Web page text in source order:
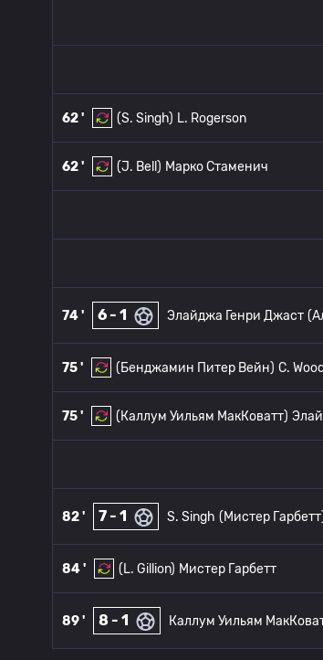
62 ' (S. Singh) L. Rogerson
62 ' (J. Bell) Марко Стаменич
74 ' 6 - 1 Элайджа Генри Джаст
75 ' (Бенджамин Питер Вейн) C. Wood
75 ' (Каллум Уильям МакКоватт)
82 ' 7 - 1 S. Singh (Мистер
84 ' (L. Gillion) Мистер Гарбетт
89 ' 8 - 1 Каллум Уильям